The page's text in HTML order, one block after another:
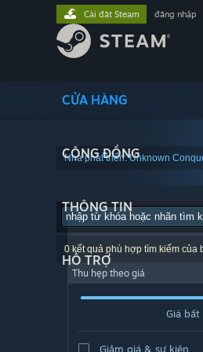
CỬA HÀNG
CỘNG ĐỒNG
THÔNG TIN
HỖ TRỢ
Cài đặt Steam đăng nhập
Nhà phát triển: Unknown
0 kết quả phù hợp tìm kiếm của
Thu hẹp theo giá
Giá bất
Giảm giá & sự kiện